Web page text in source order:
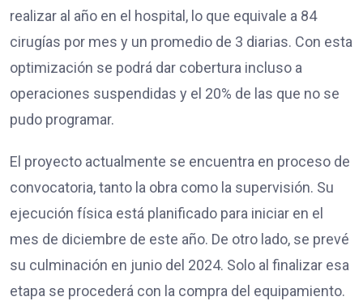
realizar al año en el hospital, lo que equivale a 84
cirugías por mes y un promedio de 3 diarias. Con esta
optimización se podrá dar cobertura incluso a
operaciones suspendidas y el 20% de las que no se
pudo programar.
El proyecto actualmente se encuentra en proceso de
convocatoria, tanto la obra como la supervisión. Su
ejecución física está planificado para iniciar en el
mes de diciembre de este año. De otro lado, se prevé
su culminación en junio del 2024. Solo al finalizar esa
etapa se procederá con la compra del equipamiento.